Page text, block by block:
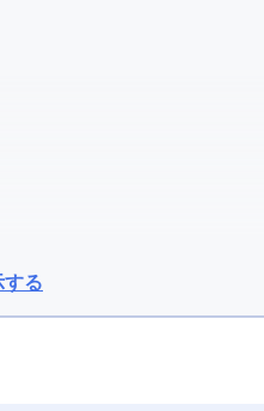
する